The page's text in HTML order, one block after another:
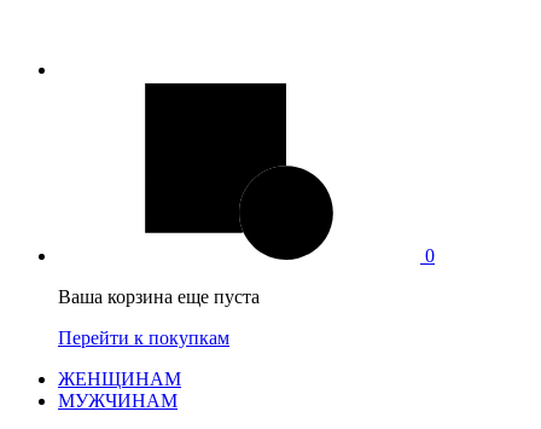
0
Ваша корзина еще пуста
Перейти к покупкам
ЖЕНЩИНАМ
МУЖЧИНАМ